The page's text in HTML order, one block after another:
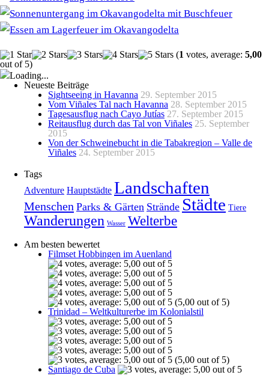
(1 votes, average: 5,00
out of 5)
Loading...
Neueste Beiträge
Sightseeing in Havanna 29. September 2015
Vom Viñales Tal nach Havanna 28. September 2015
Tagesausflug nach Cayo Jutías 27. September 2015
Reitausflug durch das Tal von Viñales 25. September
2015
Von der Schweinebucht in die Tabakregion – Valle de
Viñales 24. September 2015
Tags
Adventure Hauptstädte Landschaften
Menschen Parks & Gärten Strände Städte Tiere
Wanderungen Wasser Welterbe
Am besten bewertet
Filmset Hobbingen im Auenland
(5,00 out of 5)
Trinidad – Weltkulturerbe im Kolonialstil
(5,00 out of 5)
Santiago de Cuba